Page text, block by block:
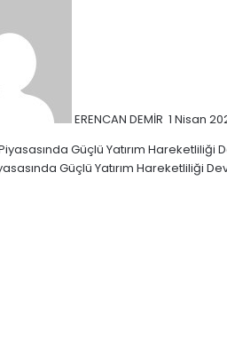
ERENCAN DEMİR 1 Nisan
Güçlü Yatırım Hareketliliği